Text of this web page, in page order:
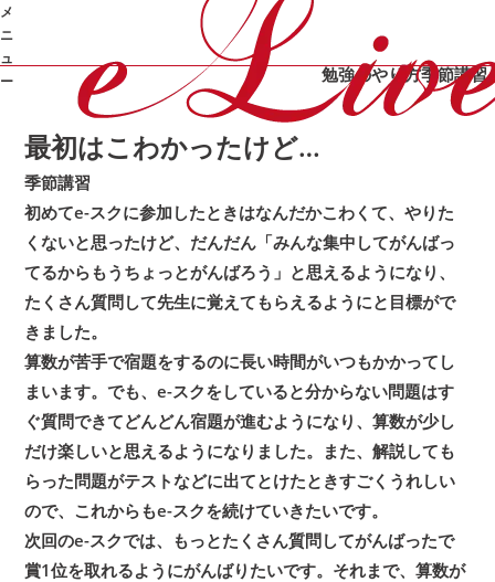
メ
ニ
ュ
ー
/ 体験記 / 季
最初はこわかったけど…
カテゴリ：
合格体験記
勉強のやり方季節講習
最初はこわかったけど…
季節講習
初めてe-スクに参加したときはなんだかこわくて、やりた
くないと思ったけど、だんだん「みんな集中してがんばっ
てるからもうちょっとがんばろう」と思えるようになり、
たくさん質問して先生に覚えてもらえるようにと目標がで
きました。
算数が苦手で宿題をするのに長い時間がいつもかかってし
まいます。でも、e-スクをしていると分からない問題はす
ぐ質問できてどんどん宿題が進むようになり、算数が少し
だけ楽しいと思えるようになりました。また、解説しても
らった問題がテストなどに出てとけたときすごくうれしい
ので、これからもe-スクを続けていきたいです。
次回のe-スクでは、もっとたくさん質問してがんばったで
賞1位を取れるようにがんばりたいです。それまで、算数が